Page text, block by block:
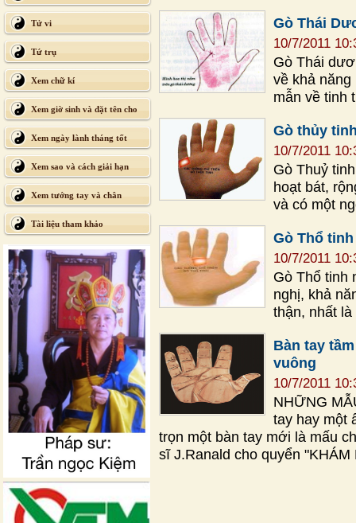
Tử vi
Tứ trụ
Xem chữ kí
Xem giờ sinh và đặt tên cho
con
Xem ngày lành tháng tốt
Xem sao và cách giải hạn
Xem tướng tay và chân
Tài liệu tham khảo
Gò Thái
10/7/2011
Gò Thái
về khả
mẫn về tinh
Gò thủy
10/7/2011
Gò Thuỷ
hoạt bát,
và có một
Gò Thổ tinh
10/7/2011
Gò Thổ tinh
nghị, khả
thận, nhất
Bàn tay
vuông
10/7/2011
NHỮNG
tay hay một
trọn một bàn tay mới là mấu
sĩ J.Ranald cho quyển